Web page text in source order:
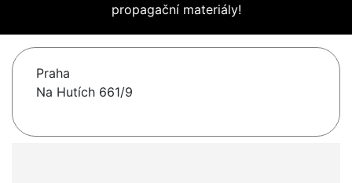
propagační materiály!
Praha
Na Hutích 661/9